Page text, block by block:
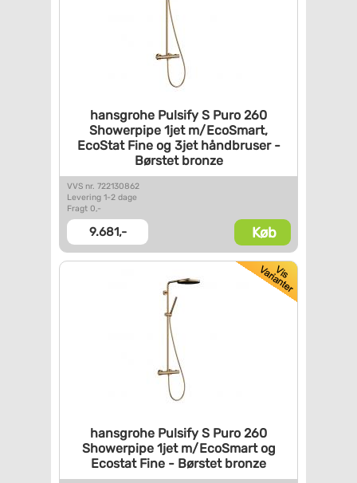
hansgrohe Pulsify S Puro 260
Showerpipe 1jet m/EcoSmart,
EcoStat Fine og 3jethåndbruser -
Børstet bronze
VVS nr. 722130862
Levering 1-2 dage
Fragt 0,-
9.681,- Køb
hansgrohe Pulsify S Puro 260
Showerpipe 1jet m/EcoSmart og
Ecostat Fine - Børstet bronze